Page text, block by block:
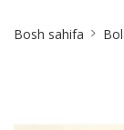
Bosh sahifa